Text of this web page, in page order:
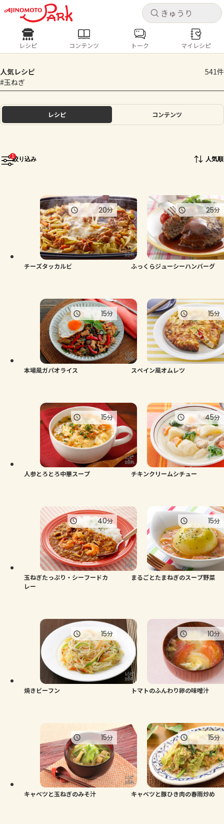
キャ
ログインするとレシピを保存できます
ホーム
トーク
よくあるお問い合わせ
お買い物
キャ
レシピ コンテンツ
人気の食材・レシピ
きゅうり とうもろこし
レシピ コンテンツ トーク マイレシピ
人気レシピ
541件
#玉ねぎ
レシピ コンテンツ
1絞り込み 人気順
チーズタッカルビ
20分
ふっくらジューシーハンバーグ
25分
本場風ガパオライス
15分
スペイン風オムレツ
15分
人参とろとろ中華スープ
15分
チキンクリームシチュー
45分
玉ねぎたっぷり・シーフードカ
レー
40分
まるごとたまねぎのスープ野菜
15分
焼きビーフン
15分
トマトのふんわり卵の味噌汁
10分
キャベツと玉ねぎのみそ汁
15分
キャベツと豚ひき肉の春雨炒め
15分